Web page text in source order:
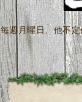
毎週月曜日、他不